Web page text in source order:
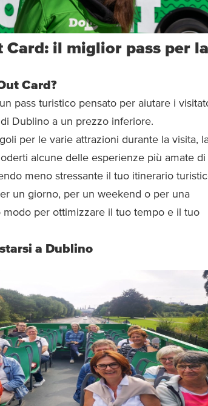
Card: il miglior pass per la
Card?
pass turistico pensato per aiutare i
Dublino a un prezzo inferiore.
per le varie attrazioni durante la visita,
alcune delle esperienze più amate di
meno stressante il tuo itinerario
un giorno, per un weekend o per una
per ottimizzare il tuo tempo e il tuo
a Dublino